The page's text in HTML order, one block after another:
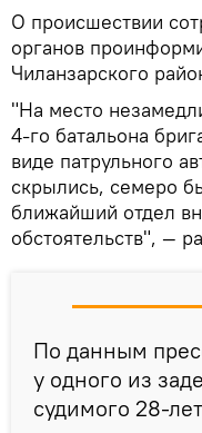
О происшествии
органов
Чиланзарского
"На место
4-го батальона
виде патрульного
скрылись, семеро
ближайший отдел
обстоятельств", —
По данным
у одного из
судимого 28-